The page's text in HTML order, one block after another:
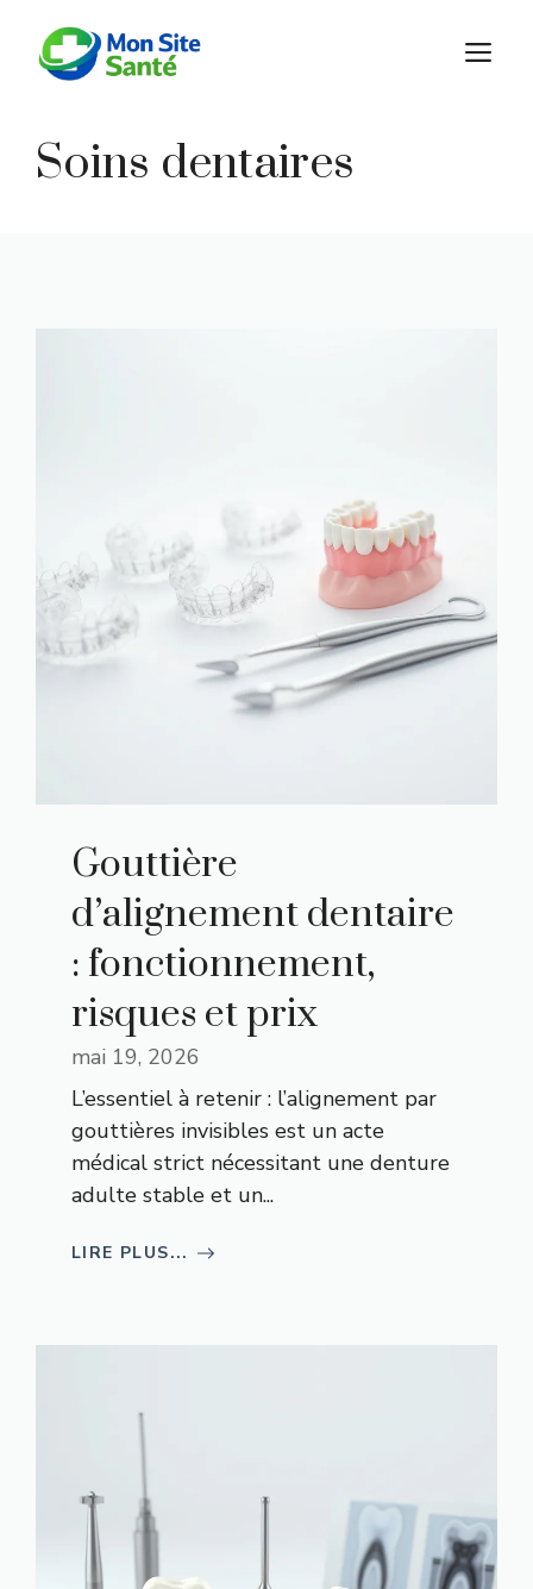
contenu
Soins dentaires
Gouttière
d’alignement dentaire
: fonctionnement,
risques et prix
mai 19, 2026
L’essentiel à retenir : l’alignement par
gouttières invisibles est un acte
médical strict nécessitant une denture
adulte stable et un...
LIRE PLUS...